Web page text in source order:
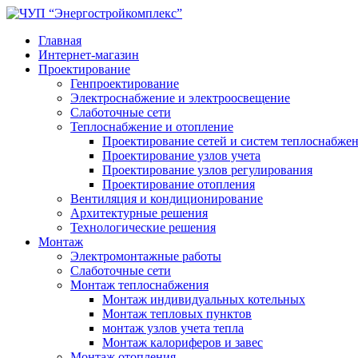
Главная
Интернет-магазин
Проектирование
Генпроектирование
Электроснабжение и электроосвещение
Слаботочные сети
Теплоснабжение и отопление
Проектирование сетей и систем
Проектирование узлов учета
Проектирование узлов регулирования
Проектирование отопления
Вентиляция и кондиционирование
Архитектурные решения
Технологические решения
Монтаж
Электромонтажные работы
Слаботочные сети
Монтаж теплоснабжения
Монтаж индивидуальных котельных
Монтаж тепловых пунктов
монтаж узлов учета тепла
Монтаж калориферов и завес